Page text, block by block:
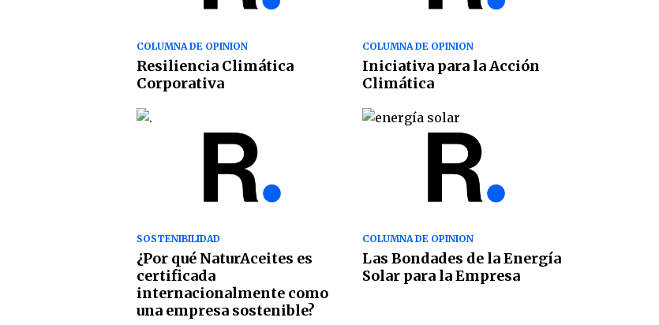
COLUMNA DE OPINION
Resiliencia Climática
Corporativa
COLUMNA DE OPINION
Iniciativa para la Acción
Climática
SOSTENIBILIDAD
¿Por qué NaturAceites es
certificada
internacionalmente como
una empresa sostenible?
COLUMNA DE OPINION
Las Bondades de la Energía
Solar para la Empresa